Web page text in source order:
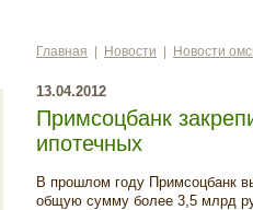
Главная Новости Новости
13.04.2012
Примсоцбанк
ипотечных
В прошлом году Примсоцбанк
общую сумму более 3,5 млрд